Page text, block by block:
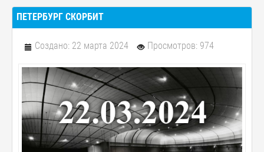
ПЕТЕРБУРГ СКОРБИТ
Создано: 22 марта 2024 Просмотров: 974